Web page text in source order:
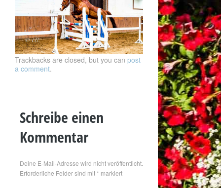
Trackbacks are closed, but you can post
a comment.
Schreibe einen
Kommentar
Deine E-Mail-Adresse wird nicht veröffentlicht.
Erforderliche Felder sind mit* markiert